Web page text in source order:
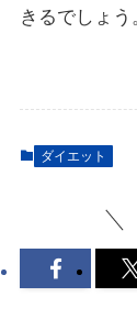
きるでしょう
ダイエット